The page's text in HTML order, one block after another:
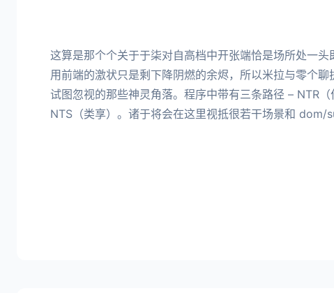
这算是那个个关于于柒对自高档中开张端恰是场所处一头
用前端的激状只是剩下降阴燃的余烬，所以米拉与零个
试图忽视的那些神灵角落。程序中带有三条路径 – NTR
NTS（类享）。诸于将会在这里视抵很若干场景和 dom/